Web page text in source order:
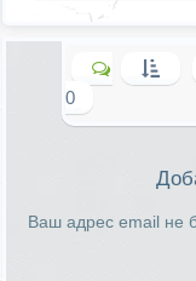
0
Ваш адрес email не